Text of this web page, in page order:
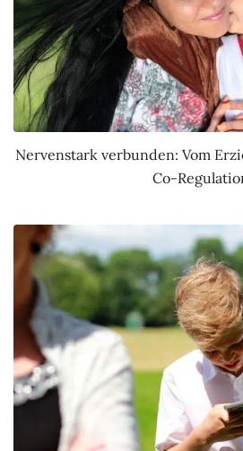
Nervenstark verbunden: Vom
Co-